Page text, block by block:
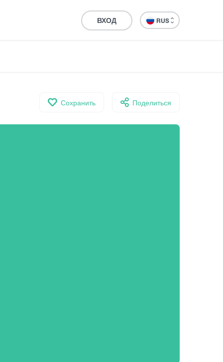
ВХОД RUS
Сохранить Поделиться